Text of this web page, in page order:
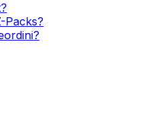
Packs?